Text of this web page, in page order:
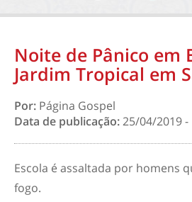
Noite de Pânico em
Jardim Tropical em
Por: Página Gospel
Data de publicação:25/04/2019 -
Escola é assaltada por homens
fogo.